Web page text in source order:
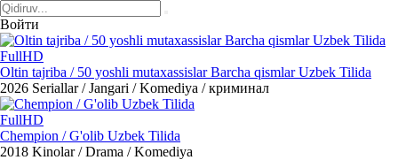
Войти
FullHD
Oltin tajriba / 50 yoshli mutaxassislar Barcha qismlar Uzbek Tilida
2026 Seriallar / Jangari / Komediya / криминал
FullHD
Chempion / G'olib Uzbek Tilida
2018 Kinolar / Drama / Komediya